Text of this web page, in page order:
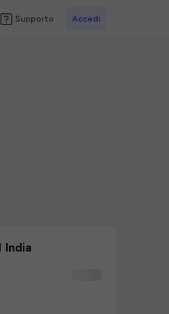
Supporto Accedi
India